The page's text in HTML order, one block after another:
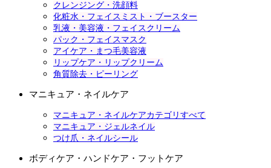
クレンジング・洗顔料
化粧水・フェイスミスト・ブースター
乳液・美容液・フェイスクリーム
パック・フェイスマスク
アイケア・まつ毛美容液
リップケア・リップクリーム
角質除去・ピーリング
マニキュア・ネイルケア
マニキュア・ネイルケアカテゴリすべて
マニキュア・ジェルネイル
つけ爪・ネイルシール
ボディケア・ハンドケア・フットケア